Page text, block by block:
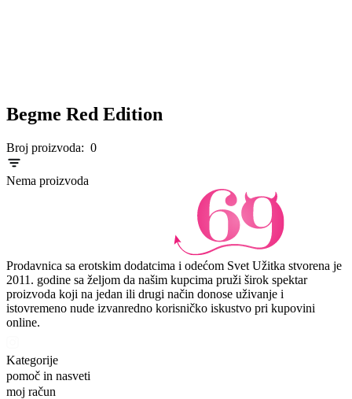
Begme Red Edition
Broj proizvoda: 0
Nema proizvoda
Prodavnica sa erotskim dodatcima i odećom Svet Užitka stvorena je
2011. godine sa željom da našim kupcima pruži širok spektar
proizvoda koji na jedan ili drugi način donose uživanje i
istovremeno nude izvanredno korisničko iskustvo pri kupovini
online.
Kategorije
pomoč in nasveti
moj račun